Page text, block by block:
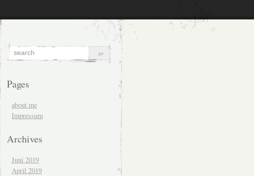
Pages
about me
Impressum
Archives
Juni 2019
April 2019